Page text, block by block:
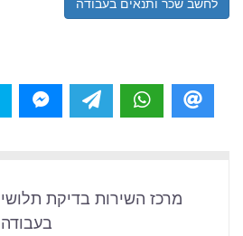
לחשב שכר ותנאים בעבודה
מרכז השירות בדיקת תלושי
בעבודה